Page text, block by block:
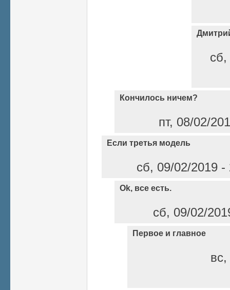
Кончилось ничем?
пт, 08/02/
Если третья модель
сб, 09/02/2019
Ok, все есть.
сб, 09/02/
Первое и главное